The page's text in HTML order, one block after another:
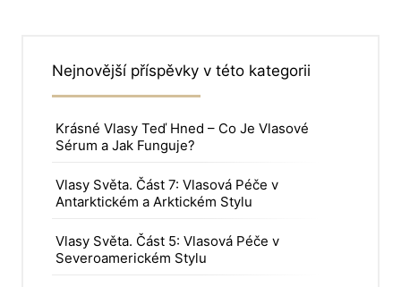
Nejnovější příspěvky v této kategorii
Krásné Vlasy Teď Hned – Co Je Vlasové
Sérum a Jak Funguje?
Vlasy Světa. Část 7: Vlasová Péče v
Antarktickém a Arktickém Stylu
Vlasy Světa. Část 5: Vlasová Péče v
Severoamerickém Stylu